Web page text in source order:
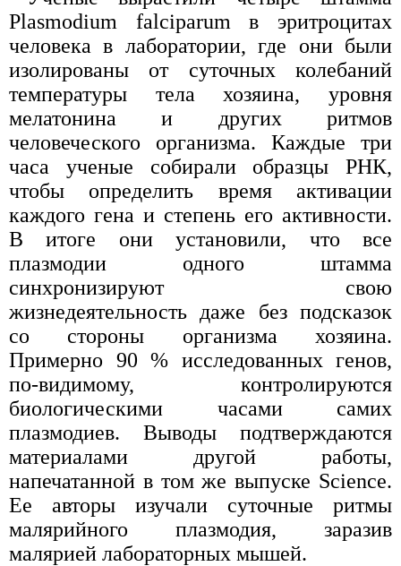
Plasmodium falciparum в эритроцитах
человека в лаборатории, где они были
изолированы от суточных колебаний
температуры тела хозяина, уровня
мелатонина и других ритмов
человеческого организма. Каждые три
часа ученые собирали образцы РНК,
чтобы определить время активации
каждого гена и степень его активности.
В итоге они установили, что все
плазмодии одного штамма
синхронизируют свою
жизнедеятельность даже без подсказок
со стороны организма хозяина.
Примерно 90 % исследованных генов,
по-видимому, контролируются
биологическими часами самих
плазмодиев. Выводы подтверждаются
материалами другой работы,
напечатанной в том же выпуске Science.
Ее авторы изучали суточные ритмы
малярийного плазмодия, заразив
малярией лабораторных мышей.